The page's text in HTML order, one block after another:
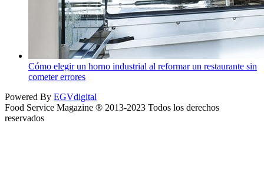
Cómo elegir un horno industrial al reformar un restaurante sin
cometer errores
Powered By EGVdigital
Food Service Magazine ® 2013-2023 Todos los derechos
reservados